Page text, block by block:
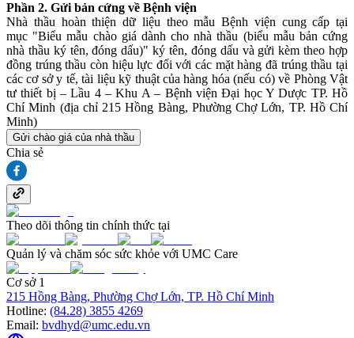
Phần 2. Gửi bản cứng về Bệnh viện
Nhà thầu hoàn thiện dữ liệu theo mẫu Bệnh viện cung cấp tại
mục "Biểu mẫu chào giá dành cho nhà thầu (biểu mẫu bản cứng
nhà thầu ký tên, đóng dấu)" ký tên, đóng dấu và gửi kèm theo hợp
đồng trúng thầu còn hiệu lực đối với các mặt hàng đã trúng thầu tại
các cơ sở y tế, tài liệu kỹ thuật của hàng hóa (nếu có) về Phòng Vật
tư thiết bị – Lầu 4 – Khu A – Bệnh viện Đại học Y Dược TP. Hồ
Chí Minh (địa chỉ 215 Hồng Bàng, Phường Chợ Lớn, TP. Hồ Chí
Minh)
Gửi chào giá của nhà thầu
Chia sẻ
Theo dõi thông tin chính thức tại
Quản lý và chăm sóc sức khỏe với UMC Care
Cơ sở 1
215 Hồng Bàng, Phường Chợ Lớn, TP. Hồ Chí Minh
Hotline: (84.28) 3855 4269
Email: bvdhyd@umc.edu.vn